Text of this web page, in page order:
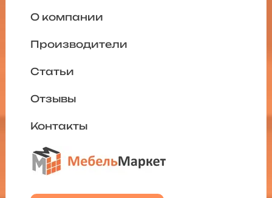
О компании
Производители
Статьи
Отзывы
Контакты